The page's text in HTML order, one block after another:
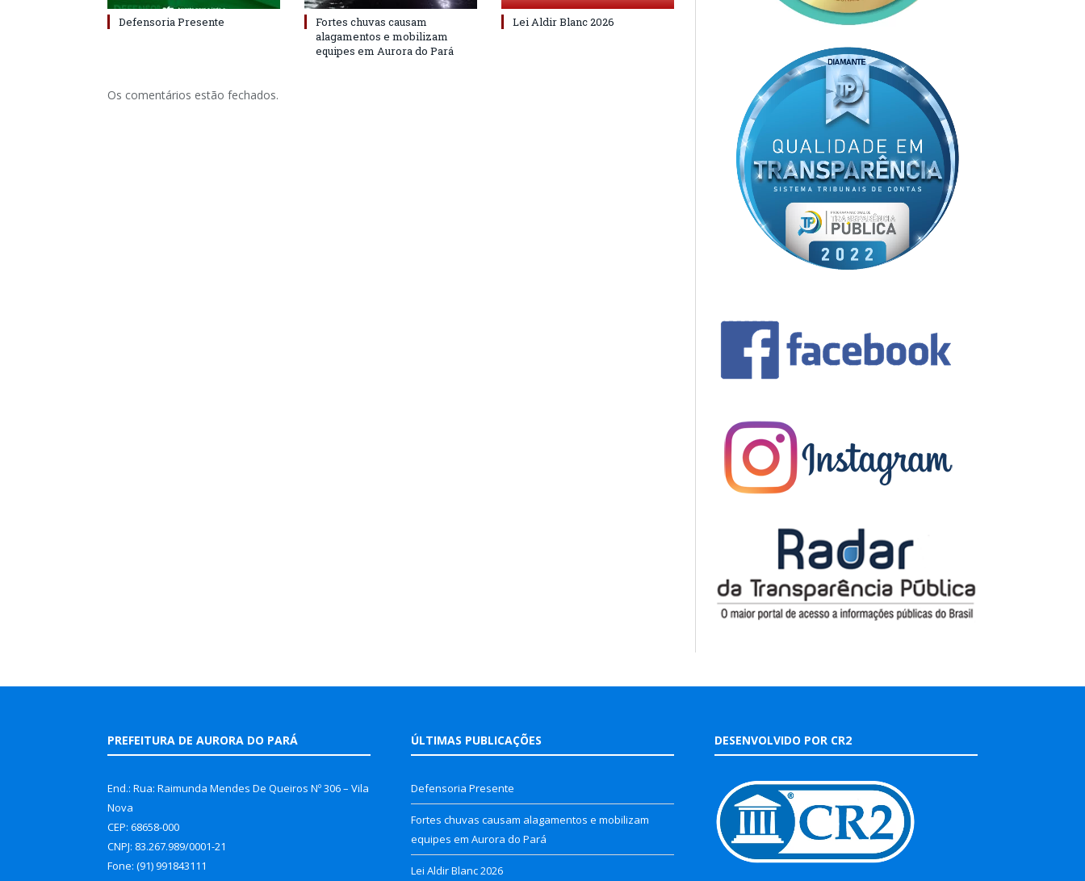
Defensoria Presente
Fortes chuvas causam
alagamentos e mobilizam
equipes em Aurora do Pará
Lei Aldir Blanc 2026
Os comentários estão fechados.
PREFEITURA DE AURORA DO PARÁ
End.: Rua: Raimunda Mendes De Queiros Nº 306 – Vila
Nova
CEP: 68658-000
CNPJ: 83.267.989/0001-21
Fone: (91) 991843111
ÚLTIMAS PUBLICAÇÕES
Defensoria Presente
Fortes chuvas causam alagamentos e mobilizam
equipes em Aurora do Pará
Lei Aldir Blanc 2026
DESENVOLVIDO POR CR2